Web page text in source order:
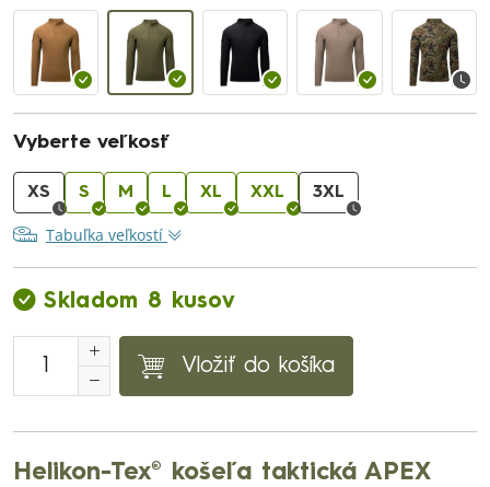
Vyberte veľkosť
XS S M L XL XXL 3XL
Tabuľka veľkostí
Skladom 8 kusov
Vložiť do košíka
Helikon-Tex® košeľa taktická APEX